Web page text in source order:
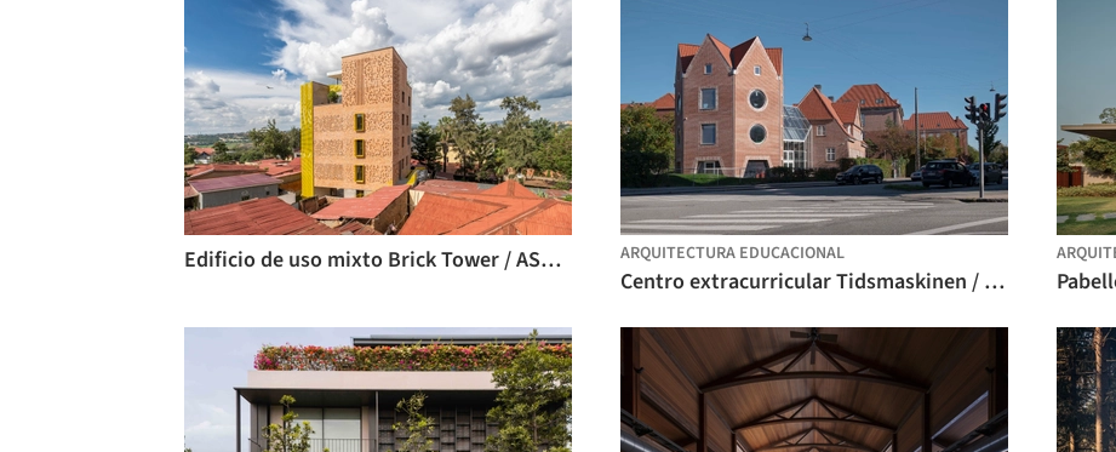
Edificio de uso mixto Brick Tower / ASA Studio ARQUITECTURA EDUCACIONAL
Centro extracurricular Tidsmaskinen / BBP Arkitekter